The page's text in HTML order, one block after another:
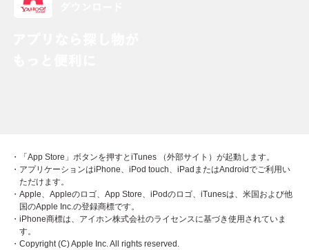
・「App Store」ボタンを押すとiTunes （外部サイト）が起動します。
・アプリケーションはiPhone、iPod touch、iPadまたはAndroidでご利用い
ただけます。
・Apple、Appleのロゴ、App Store、iPodのロゴ、iTunesは、米国および他
国のApple Inc.の登録商標です。
・iPhone商標は、アイホン株式会社のライセンスに基づき使用されていま
す。
・Copyright (C) Apple Inc. All rights reserved.